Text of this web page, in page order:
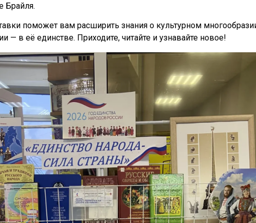
Брайля.
поможет вам расширить знания о культурном
— в её единстве. Приходите, читайте и узнавайте новое!